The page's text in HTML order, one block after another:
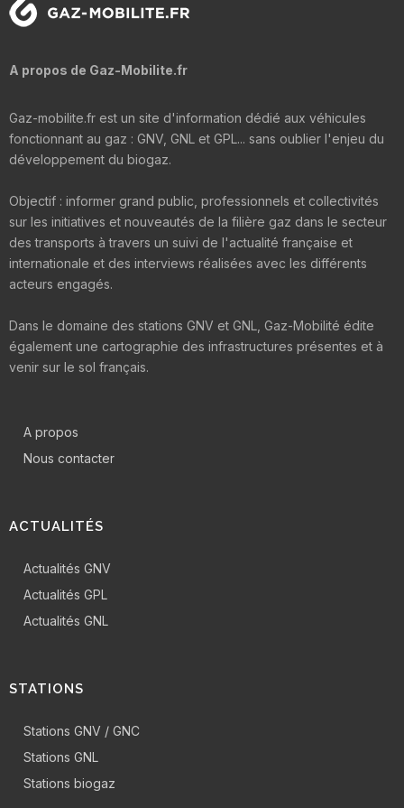
A propos de Gaz-Mobilite.fr
Gaz-mobilite.fr est un site d'information dédié aux véhicules
fonctionnant au gaz : GNV, GNL et GPL... sans oublier l'enjeu du
développement du biogaz.
Objectif : informer grand public, professionnels et collectivités
sur les initiatives et nouveautés de la filière gaz dans le secteur
des transports à travers un suivi de l'actualité française et
internationale et des interviews réalisées avec les différents
acteurs engagés.
Dans le domaine des stations GNV et GNL, Gaz-Mobilité édite
également une cartographie des infrastructures présentes et à
venir sur le sol français.
A propos
Nous contacter
ACTUALITÉS
Actualités GNV
Actualités GPL
Actualités GNL
STATIONS
Stations GNV / GNC
Stations GNL
Stations biogaz